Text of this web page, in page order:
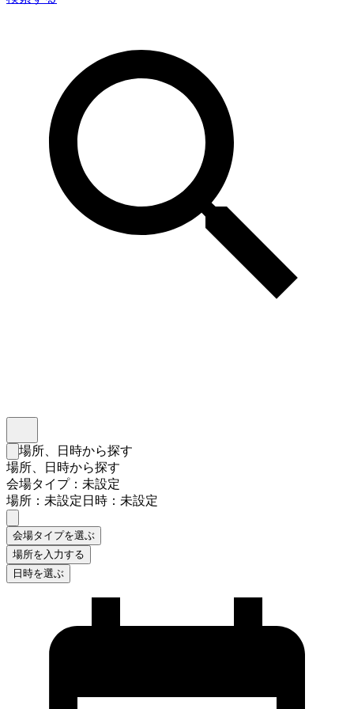
検索フォームを閉じる
場所、日時から探す
場所、日時から探す
会場タイプ：未設定
場所：未設定日時：未設定
会場タイプを選ぶ
場所を入力する
日時を選ぶ